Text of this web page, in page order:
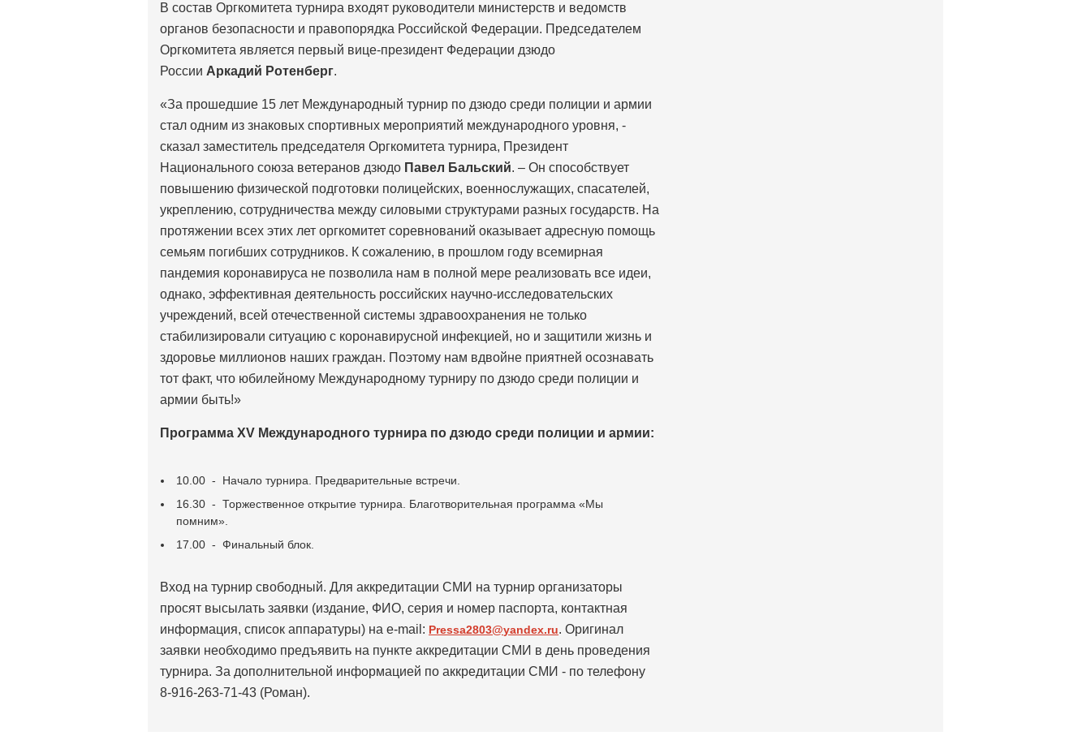
В состав Оргкомитета турнира входят руководители министерств и ведомств
органов безопасности и правопорядка Российской Федерации. Председателем
Оргкомитета является первый вице-президент Федерации дзюдо
России Аркадий Ротенберг.
«За прошедшие 15 лет Международный турнир по дзюдо среди полиции и армии
стал одним из знаковых спортивных мероприятий международного уровня, -
сказал заместитель председателя Оргкомитета турнира, Президент
Национального союза ветеранов дзюдо Павел Бальский. – Он способствует
повышению физической подготовки полицейских, военнослужащих, спасателей,
укреплению, сотрудничества между силовыми структурами разных государств. На
протяжении всех этих лет оргкомитет соревнований оказывает адресную помощь
семьям погибших сотрудников. К сожалению, в прошлом году всемирная
пандемия коронавируса не позволила нам в полной мере реализовать все идеи,
однако, эффективная деятельность российских научно-исследовательских
учреждений, всей отечественной системы здравоохранения не только
стабилизировали ситуацию с коронавирусной инфекцией, но и защитили жизнь и
здоровье миллионов наших граждан. Поэтому нам вдвойне приятней осознавать
тот факт, что юбилейному Международному турниру по дзюдо среди полиции и
армии быть!»
Программа XV Международного турнира по дзюдо среди полиции и армии:
10.00 - Начало турнира. Предварительные встречи.
16.30 - Торжественное открытие турнира. Благотворительная программа «Мы
помним».
17.00 - Финальный блок.
Вход на турнир свободный. Для аккредитации СМИ на турнир организаторы
просят высылать заявки (издание, ФИО, серия и номер паспорта, контактная
информация, список аппаратуры) на e-mail: Pressa2803@yandex.ru. Оригинал
заявки необходимо предъявить на пункте аккредитации СМИ в день проведения
турнира. За дополнительной информацией по аккредитации СМИ - по телефону
8-916-263-71-43 (Роман).